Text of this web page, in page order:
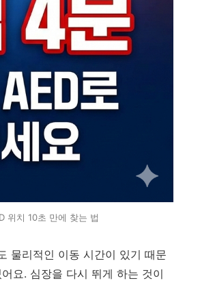
위치 10초 만에 찾는 법
물리적인 이동 시간이 있기 때문
요. 심장을 다시 뛰게 하는 것이